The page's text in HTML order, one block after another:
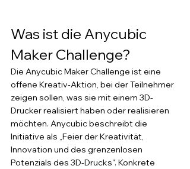
Was ist die Anycubic
Maker Challenge?
Die Anycubic Maker Challenge ist eine
offene Kreativ-Aktion, bei der Teilnehmer
zeigen sollen, was sie mit einem 3D-
Drucker realisiert haben oder realisieren
möchten. Anycubic beschreibt die
Initiative als „Feier der Kreativität,
Innovation und des grenzenlosen
Potenzials des 3D-Drucks". Konkrete